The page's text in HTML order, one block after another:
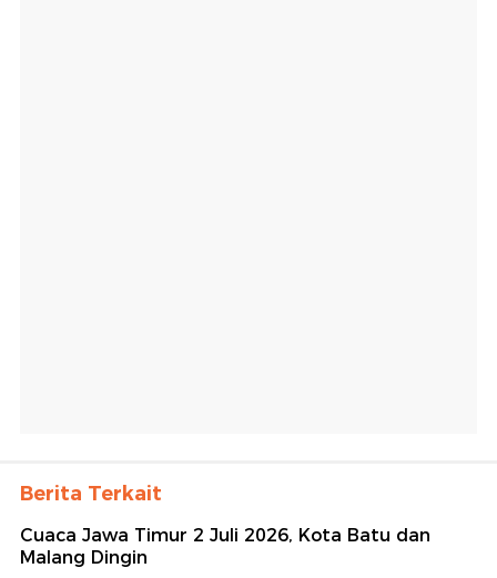
Berita Terkait
Cuaca Jawa Timur 2 Juli 2026, Kota Batu dan
Malang Dingin